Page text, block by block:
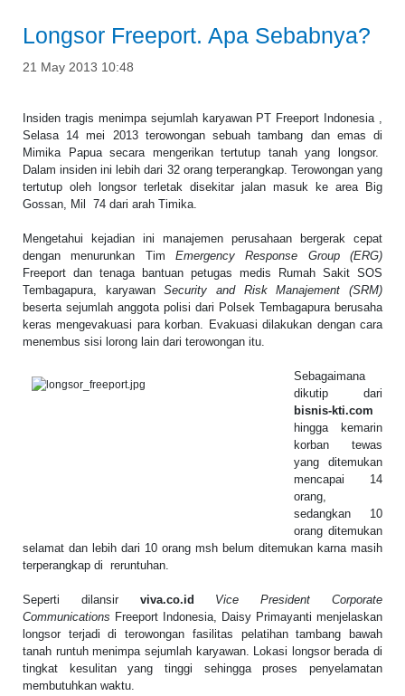
Longsor Freeport. Apa Sebabnya?
21 May 2013 10:48
Insiden tragis menimpa sejumlah karyawan PT Freeport Indonesia ,
Selasa 14 mei 2013 terowongan sebuah tambang dan emas di
Mimika Papua secara mengerikan tertutup tanah yang longsor.
Dalam insiden ini lebih dari 32 orang terperangkap. Terowongan yang
tertutup oleh longsor terletak disekitar jalan masuk ke area Big
Gossan, Mil 74 dari arah Timika.
Mengetahui kejadian ini manajemen perusahaan bergerak cepat
dengan menurunkan Tim Emergency Response Group (ERG)
Freeport dan tenaga bantuan petugas medis Rumah Sakit SOS
Tembagapura, karyawanSecurity and Risk Manajement (SRM)
beserta sejumlah anggota polisi dari Polsek Tembagapura berusaha
keras mengevakuasi para korban. Evakuasi dilakukan dengan cara
menembus sisi lorong lain dari terowongan itu.
Sebagaimana
dikutip dari
bisnis-kti.com
hingga kemarin
korban tewas
yang ditemukan
mencapai 14
orang,
sedangkan 10
orang ditemukan
selamat dan lebih dari 10 orang msh belum ditemukan karna masih
terperangkap di reruntuhan.
Seperti dilansir viva.co.id
Vice President Corporate
Communications Freeport Indonesia, Daisy Primayanti menjelaskan
longsor terjadi di terowongan fasilitas pelatihan tambang bawah
tanah runtuh menimpa sejumlah karyawan. Lokasi longsor berada di
tingkat kesulitan yang tinggi sehingga proses penyelamatan
membutuhkan waktu.